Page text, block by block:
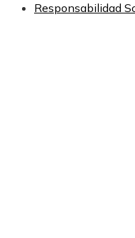
Responsabilidad